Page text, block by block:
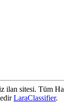
sitesi. Tüm
LaraClassifier.